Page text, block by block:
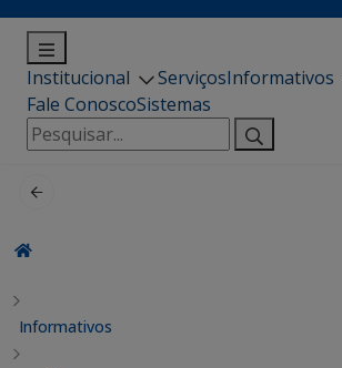
Institucional ServiçosInformativos
Fale ConoscoSistemas
Pesquisar
por:
Informativos